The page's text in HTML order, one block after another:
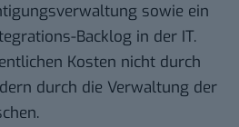
sowie ein
Backlog in der IT.
Kosten nicht durch
durch die Verwaltung der